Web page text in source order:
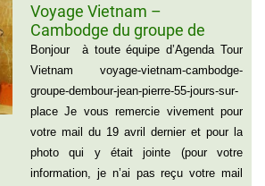
Voyage Vietnam –
Cambodge du groupe de
madame et Monsieur
DEMBOUR JEAN-PIERRE (55
jours sur place)
Bonjour à toute équipe d’Agenda Tour
Vietnam voyage-vietnam-cambodge-
groupe-dembour-jean-pierre-55-jours-sur-
place Je vous remercie vivement pour
votre mail du 19 avril dernier et pour la
photo qui y était jointe (pour votre
information, je n’ai pas reçu votre mail